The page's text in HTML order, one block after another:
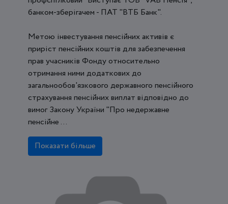
банком-зберігачем - ПАТ "ВТБ Банк".
Метою інвестування пенсійних активів є
приріст пенсійних коштів для забезпечення
прав учасників Фонду относительно
отримання ними додаткових до
загальнообов'язкового державного пенсійного
страхування пенсійних виплат відповідно до
вимог Закону України "Про недержавне
пенсійне ...
Показати більше